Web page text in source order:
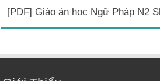
[PDF] Giáo án học Ngữ Pháp N2